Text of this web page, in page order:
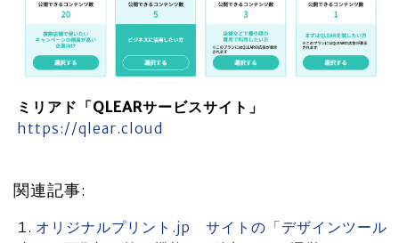
ミリアド「QLEARサービスサイト」
https://qlear.cloud
関連記事:
オリジナルプリント.jp サイトの「デザインツール